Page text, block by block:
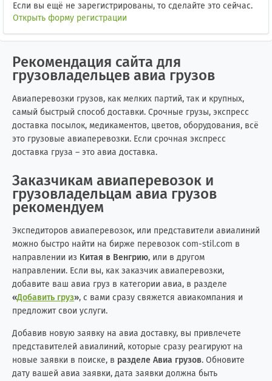
Если вы ещё не зарегистрированы, то сделайте это сейчас.
Открыть форму регистрации
Рекомендация сайта для
грузовладельцев авиа грузов
Авиаперевозки грузов, как мелких партий, так и крупных,
самый быстрый способ доставки. Срочные грузы, экспресс
доставка посылок, медикаментов, цветов, оборудования, всё
это грузовые авиаперевозки. Если срочная экспресс
доставка груза – это авиа доставка.
Заказчикам авиаперевозок и
грузовладельцам авиа грузов
рекомендуем
Экспедиторов авиаперевозок, или представители авиалиний
можно быстро найти на бирже перевозок com-stil.com в
направлении из Китая в Венгрию, или в другом
направлении. Если вы, как заказчик авиаперевозки,
добавите ваш авиа груз в категории авиа, в разделе
«Добавить груз», с вами сразу свяжется авиакомпания и
предложит свои услуги.
Добавив новую заявку на авиа доставку, вы привлечете
представителей авиалиний, которые сразу реагируют на
новые заявки в поиске, в разделе Авиа грузов. Обновите
дату вашей авиа заявки, дата заявки должна быть